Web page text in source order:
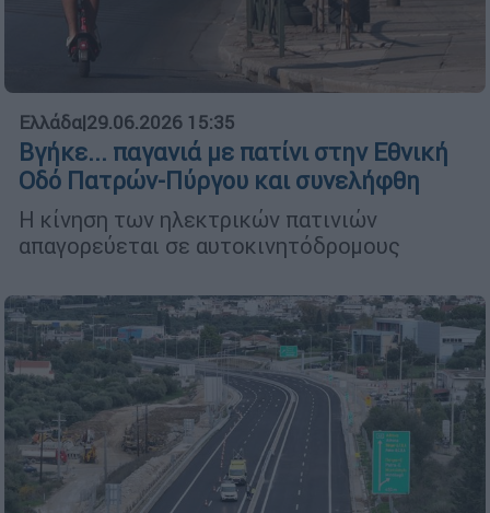
Ελλάδα|29.06.2026 15:35
Βγήκε... παγανιά με πατίνι στην Εθνική
Οδό Πατρών-Πύργου και συνελήφθη
Η κίνηση των ηλεκτρικών πατινιών
απαγορεύεται σε αυτοκινητόδρομους